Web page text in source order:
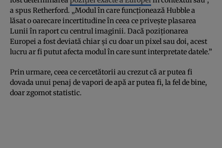
a spus Retherford. „Modul în care funcționează Hubble a
lăsat o oarecare incertitudine în ceea ce privește plasarea
Lunii în raport cu centrul imaginii. Dacă poziționarea
Europei a fost deviată chiar și cu doar un pixel sau doi, acest
lucru ar fi putut afecta modul în care sunt interpretate datele.”
Prin urmare, ceea ce cercetătorii au crezut că ar putea fi
dovada unui penaj de vapori de apă ar putea fi, la fel de bine,
doar zgomot statistic.